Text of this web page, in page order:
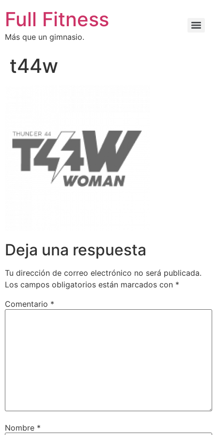
Full Fitness
Más que un gimnasio.
t44w
Deja una respuesta
Tu dirección de correo electrónico no será publicada.
Los campos obligatorios están marcados con *
Comentario *
Nombre *